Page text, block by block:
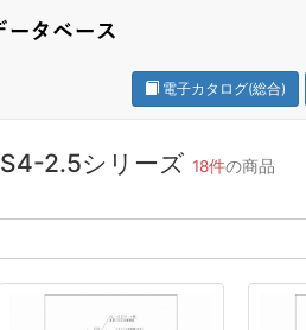
電子カタログ(総合)
S4-2.5シリーズ 18件の商品